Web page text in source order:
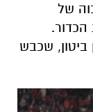
של
הכדור.
ביטון, שכבש